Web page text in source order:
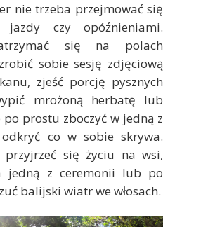
nie trzeba przejmować się
jazdy czy opóźnieniami.
się na polach
sobie sesję zdjęciową
zjeść porcję pysznych
mrożoną herbatę lub
prostu zboczyć w jedną z
co w sobie skrywa.
przyjrzeć się życiu na wsi,
jedną z ceremonii lub po
balijski wiatr we włosach.